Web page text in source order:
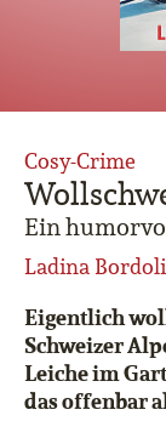
Ein
Ladina Bordoli
Cosy-Crime
Eigentlich
Schweizer
Leiche im
das offenbar